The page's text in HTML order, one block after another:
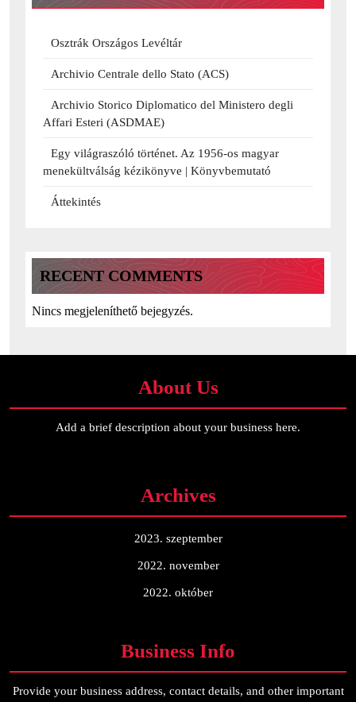
Osztrák Országos Levéltár
Archivio Centrale dello Stato (ACS)
Archivio Storico Diplomatico del Ministero degli
Affari Esteri (ASDMAE)
Egy világraszóló történet. Az 1956-os magyar
menekültválság kézikönyve | Könyvbemutató
Áttekintés
RECENT COMMENTS
Nincs megjeleníthető bejegyzés.
About Us
Add a brief description about your business here.
Archives
2023. szeptember
2022. november
2022. október
Business Info
Provide your business address, contact details, and other important